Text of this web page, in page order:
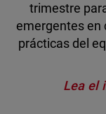
trimestre
emergentes en
prácticas del
Lea el